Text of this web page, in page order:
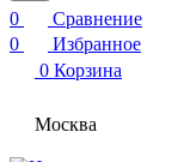
0
Сравнение
0
Избранное
0 Корзина
Москва